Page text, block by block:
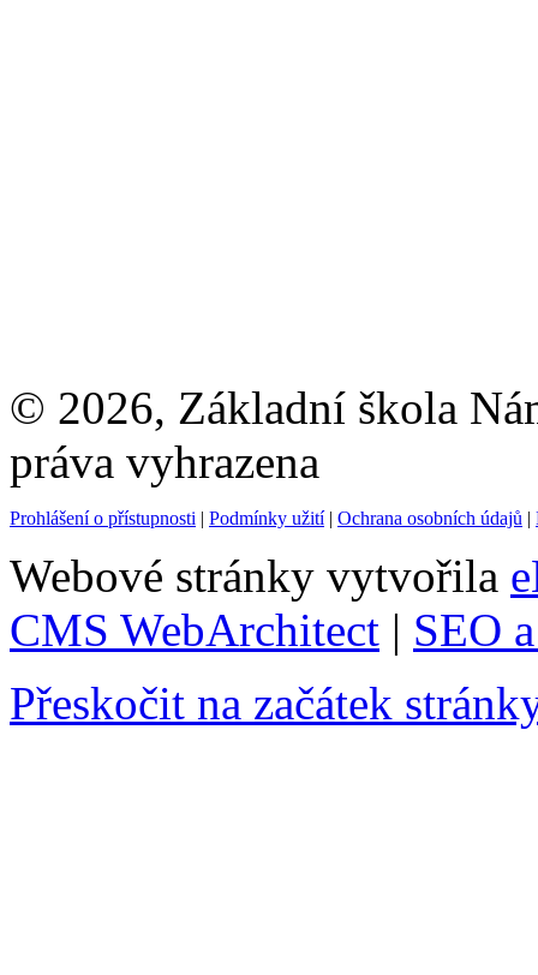
© 2026, Základní škola
práva vyhrazena
Prohlášení o přístupnosti | Podmínky užití| Ochrana osobních údajů |
Webové stránky vytvořila
CMS WebArchitect | SEO
Přeskočit na začátek